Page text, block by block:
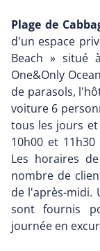
Plage de
d'un espace
Beach » situé
One&Only
de parasols,
voiture 6
tous les jours
10h00 et
Les horaires
nombre de
de l'après-midi.
sont fournis
journée en